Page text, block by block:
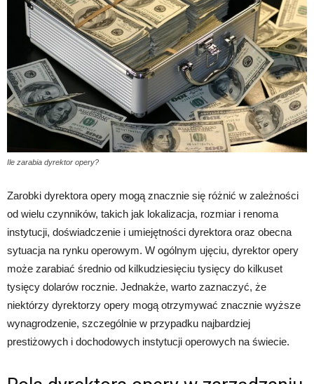
Ile zarabia dyrektor opery?
Zarobki dyrektora opery mogą znacznie się różnić w zależności
od wielu czynników, takich jak lokalizacja, rozmiar i renoma
instytucji, doświadczenie i umiejętności dyrektora oraz obecna
sytuacja na rynku operowym. W ogólnym ujęciu, dyrektor opery
może zarabiać średnio od kilkudziesięciu tysięcy do kilkuset
tysięcy dolarów rocznie. Jednakże, warto zaznaczyć, że
niektórzy dyrektorzy opery mogą otrzymywać znacznie wyższe
wynagrodzenie, szczególnie w przypadku najbardziej
prestiżowych i dochodowych instytucji operowych na świecie.